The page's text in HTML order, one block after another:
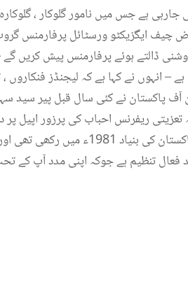
6 ، بجے منعقد کی جارہی ہے جس میں نامور
چیف ایگزیکٹو ورسٹائل
ڈالتے ہوئے پرفارمنس پیش کریں
ہے – انہوں نے کہا ہے کہ لیجنڈز
آف پاکستان نے کئی سال قبل پیر
تعزیتی ریفرنس احباب کی پرزور اپیل